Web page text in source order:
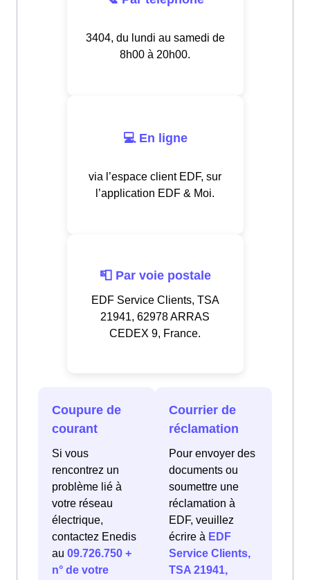
3404, du lundi au samedi de
8h00 à 20h00.
💻 En ligne
via l’espace client EDF, sur
l’application EDF & Moi.
📮 Par voie postale
EDF Service Clients, TSA
21941, 62978 ARRAS
CEDEX 9, France.
Coupure de
courant
Si vous
rencontrez un
problème lié à
votre réseau
électrique,
contactez Enedis
au 09.726.750 +
n° de votre
Courrier de
réclamation
Pour envoyer des
documents ou
soumettre une
réclamation à
EDF, veuillez
écrire à EDF
Service Clients,
TSA 21941,